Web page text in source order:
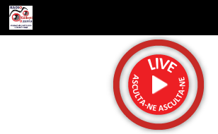
Skip to content